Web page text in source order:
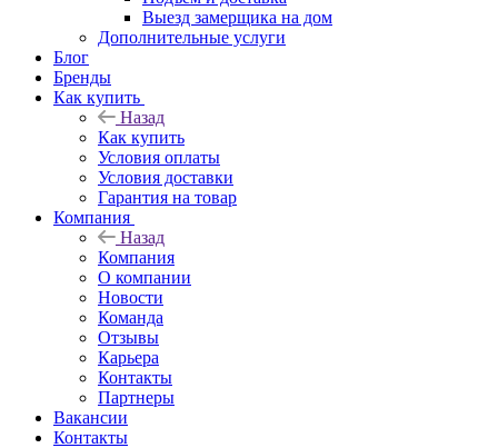
Выезд замерщика на дом
Дополнительные услуги
Блог
Бренды
Как купить
Назад
Как купить
Условия оплаты
Условия доставки
Гарантия на товар
Компания
Назад
Компания
О компании
Новости
Команда
Отзывы
Карьера
Контакты
Партнеры
Вакансии
Контакты